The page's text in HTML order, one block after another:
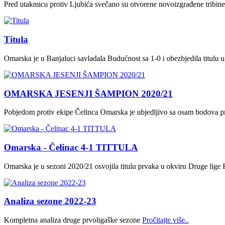
Pred utakmicu protiv Ljubića svečano su otvorene novoizgrađene
Titula
Omarska je u Banjaluci savladala Budućnost sa 1-0 i obezbjedila titulu
OMARSKA JESENJI ŠAMPION 2020/21
Pobjedom protiv ekipe Čelinca Omarska je ubjedljivo sa osam bodova
Omarska - Čelinac 4-1 TITTULA
Omarska je u sezoni 2020/21 osvojila titulu prvaka u okviru Druge lige
Analiza sezone 2022-23
Kompletna analiza druge prvoligaške sezone Pročitajte više..